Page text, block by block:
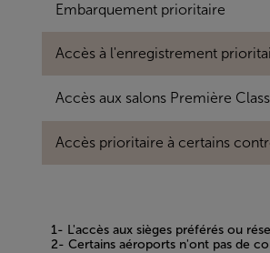
Embarquement prioritaire
Accès à l'enregistrement
Accès aux salons Première Class
Accès prioritaire à certains
1- L'accès aux sièges préférés ou
2- Certains aéroports n'ont pas de